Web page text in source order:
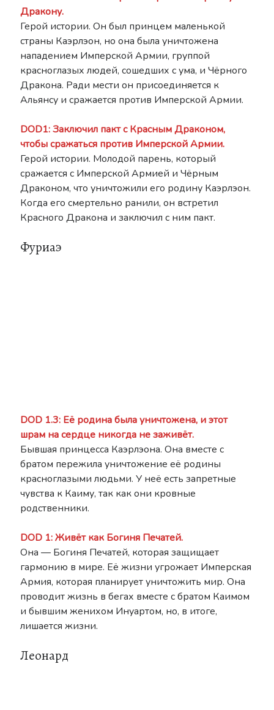
Дракону.
Герой истории. Он был принцем маленькой
страны Каэрлэон, но она была уничтожена
нападением Имперской Армии, группой
красноглазых людей, сошедших с ума, и Чёрного
Дракона. Ради мести он присоединяется к
Альянсу и сражается против Имперской Армии.
DOD1: Заключил пакт с Красным Драконом,
чтобы сражаться против Имперской Армии.
Герой истории. Молодой парень, который
сражается с Имперской Армией и Чёрным
Драконом, что уничтожили его родину Каэрлэон.
Когда его смертельно ранили, он встретил
Красного Дракона и заключил с ним пакт.
Фуриаэ
DOD 1.3: Её родина была уничтожена, и этот
шрам на сердце никогда не заживёт.
Бывшая принцесса Каэрлэона. Она вместе с
братом пережила уничтожение её родины
красноглазыми людьми. У неё есть запретные
чувства к Каиму, так как они кровные
родственники.
DOD 1: Живёт как Богиня Печатей.
Она — Богиня Печатей, которая защищает
гармонию в мире. Её жизни угрожает Имперская
Армия, которая планирует уничтожить мир. Она
проводит жизнь в бегах вместе с братом Каимом
и бывшим женихом Инуартом, но, в итоге,
лишается жизни.
Леонард